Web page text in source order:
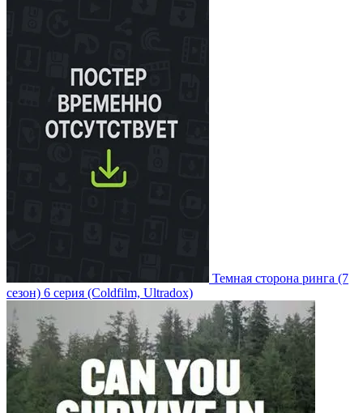
Темная сторона ринга (7
сезон) 6 серия (Coldfilm, Ultradox)